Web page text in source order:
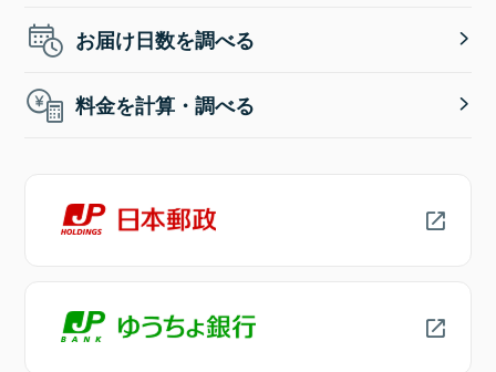
お届け日数を調べる
料金を計算・調べる